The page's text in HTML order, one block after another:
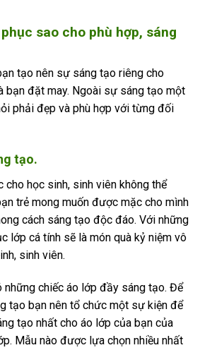
sao cho phù hợp, sáng
tạo nên sự sáng tạo riêng cho
bạn đặt may. Ngoài sự sáng tạo một
phải đẹp và phù hợp với từng đối
tạo.
cho học sinh, sinh viên không thể
trẻ mong muốn được mặc cho mình
cách sáng tạo độc đáo. Với những
lớp cá tính sẽ là món quà kỷ niệm vô
sinh viên.
những chiếc áo lớp đầy sáng tạo. Để
tạo bạn nên tổ chức một sự kiện để
tạo nhất cho áo lớp của bạn của
Mẫu nào được lựa chọn nhiều nhất